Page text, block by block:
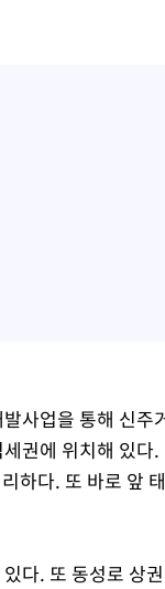
사업을 통해 신
권에 위치해 있
하다. 또 바로 앞
다. 또 동성로 상